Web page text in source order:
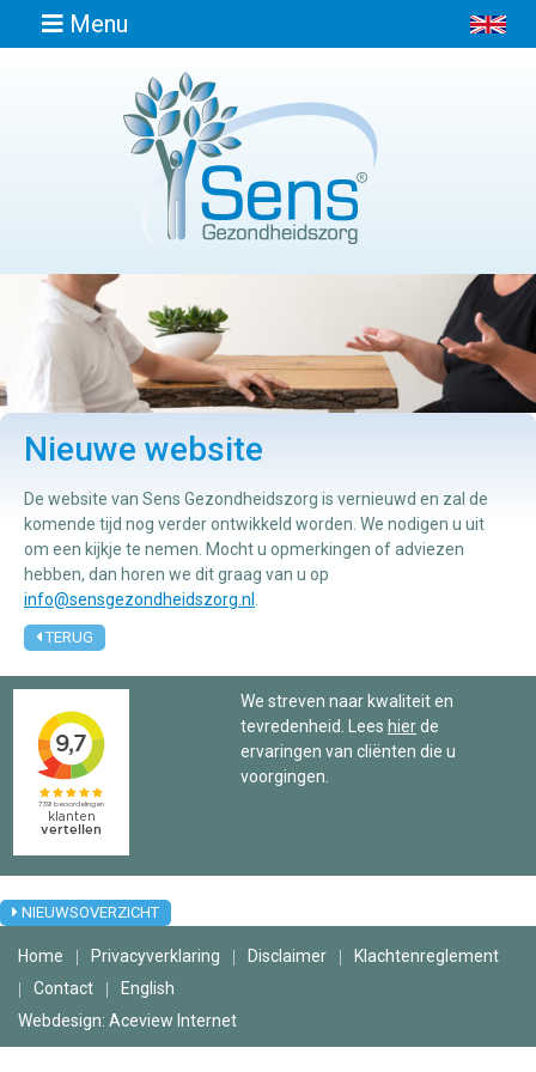
Menu
Afspraak
Locaties
Contact
Osteopathie
Manuele
therapie
Viscerale
therapie
Craniosacraal
therapie
Fysiotherapie
Nieuwe website
De website van Sens Gezondheidszorg is vernieuwd en zal de
komende tijd nog verder ontwikkeld worden. We nodigen u uit
om een kijkje te nemen. Mocht u opmerkingen of adviezen
hebben, dan horen we dit graag van u op
info@sensgezondheidszorg.nl
TERUG
We streven naar kwaliteit en
tevredenheid. Lees hierde
ervaringen van cliënten die u
voorgingen.
NIEUWSOVERZICHT
Home Privacyverklaring Disclaimer
Klachtenreglement
Contact
English
Webdesign: Aceview Internet